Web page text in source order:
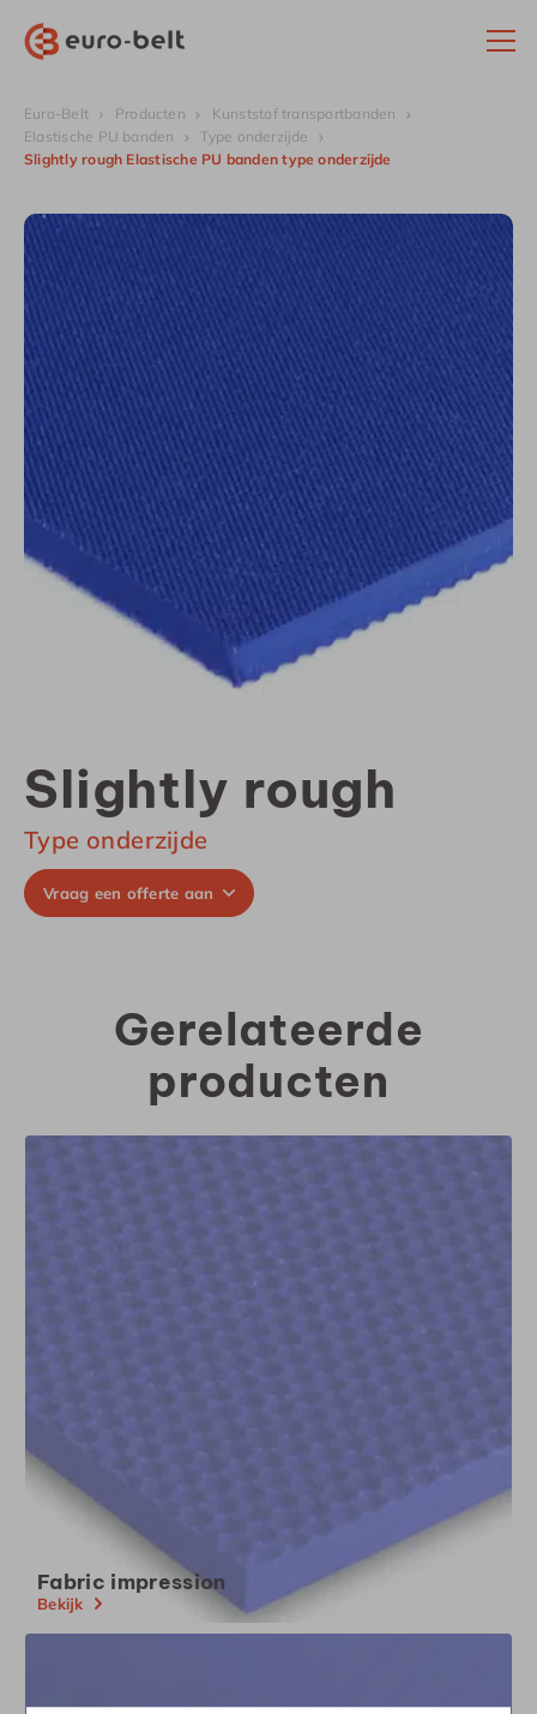
Euro-Belt Producten
Kunststof transportbanden
Elastische PU banden
Type onderzijde
Slightly rough Elastische PU banden type onderzijde
Slightly rough
Type onderzijde
Vraag een offerte aan
Gerelateerde
producten
Fabric impression
Bekijk